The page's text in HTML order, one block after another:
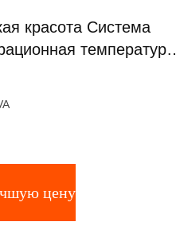
красота Система
температура
цену